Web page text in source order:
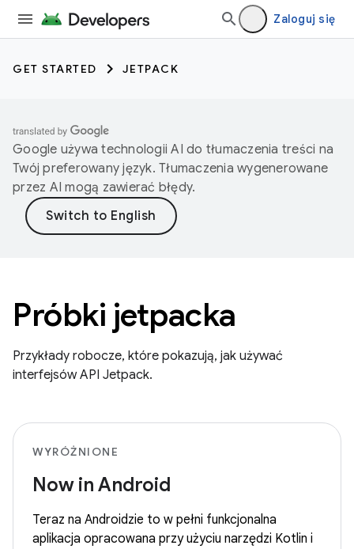
Zaloguj się
GET STARTED JETPACK
Google używa technologii AI do tłumaczenia treści na
Twój preferowany język. Tłumaczenia wygenerowane
przez AI mogą zawierać błędy.
Próbki jetpacka
Przykłady robocze, które pokazują, jak używać
interfejsów API Jetpack.
WYRÓŻNIONE
Now in Android
Teraz na Androidzie to w pełni funkcjonalna
aplikacja opracowana przy użyciu narzędzi Kotlin i